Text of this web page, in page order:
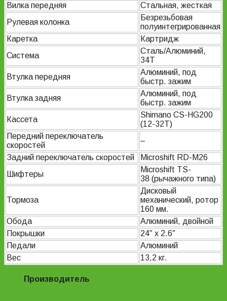
Вилка передняя
Стальная, жесткая
Рулевая колонка
Безрезьбовая
полуинтегрированная
Каретка
Картридж
Система
Сталь/Алюминий,
34Т
Втулка передняя
Алюминий, под
быстр. зажим
Втулка задняя
Алюминий, под
быстр. зажим
Кассета
Shimano CS-HG200
(12-32T)
Передний переключатель
скоростей
–
Задний переключатель скоростей
Microshift RD-M26
Шифтеры
Microshift TS-
38 (рычажного типа)
Тормоза
Дисковый
механический, ротор
160 мм.
Обода
Алюминий, двойной
Покрышки
24″ x 2.6″
Педали
Алюминий
Вес
13,2 кг.
Производитель